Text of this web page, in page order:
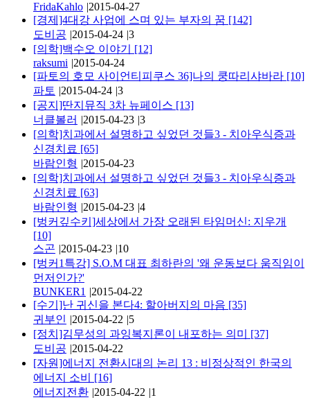
FridaKahlo |2015-04-27
[경제]4대강 사업에 스며 있는 부자의 꿈 [142]
도비공 |2015-04-24 |3
[의학]백수오 이야기 [12]
raksumi |2015-04-24
[파토의 호모 사이언티피쿠스 36]나의 쿵따리샤바라 [10]
파토 |2015-04-24 |3
[공지]딴지뮤직 3차 뉴페이스 [13]
너클볼러 |2015-04-23 |3
[의학]치과에서 설명하고 싶었던 것들3 - 치아우식증과
신경치료 [65]
바람인형 |2015-04-23
[의학]치과에서 설명하고 싶었던 것들3 - 치아우식증과
신경치료 [63]
바람인형 |2015-04-23 |4
[벙커깊수키]세상에서 가장 오래된 타임머신: 지우개
[10]
스곤 |2015-04-23 |10
[벙커1특강] S.O.M 대표 최하란의 '왜 운동보다 움직임이
먼저인가?'
BUNKER1 |2015-04-22
[수기]난 귀신을 본다4: 할아버지의 마음 [35]
귀부인 |2015-04-22 |5
[정치]김무성의 과잉복지론이 내포하는 의미 [37]
도비공 |2015-04-22
[자원]에너지 전환시대의 논리 13 : 비정상적인 한국의
에너지 소비 [16]
에너지전환 |2015-04-22 |1